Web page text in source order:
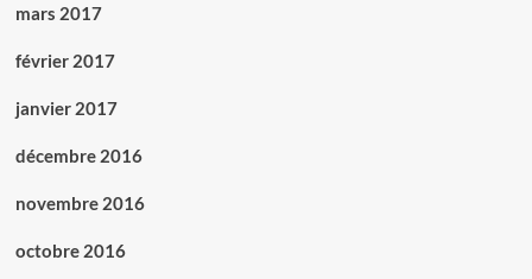
mars 2017
février 2017
janvier 2017
décembre 2016
novembre 2016
octobre 2016